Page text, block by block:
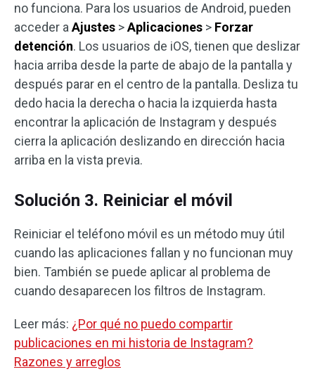
no funciona. Para los usuarios de Android, pueden
acceder a Ajustes >Aplicaciones > Forzar
detención. Los usuarios de iOS, tienen que deslizar
hacia arriba desde la parte de abajo de la pantalla y
después parar en el centro de la pantalla. Desliza tu
dedo hacia la derecha o hacia la izquierda hasta
encontrar la aplicación de Instagram y después
cierra la aplicación deslizando en dirección hacia
arriba en la vista previa.
Solución 3. Reiniciar el móvil
Reiniciar el teléfono móvil es un método muy útil
cuando las aplicaciones fallan y no funcionan muy
bien. También se puede aplicar al problema de
cuando desaparecen los filtros de Instagram.
Leer más: ¿Por qué no puedo compartir
publicaciones en mi historia de Instagram?
Razones y arreglos